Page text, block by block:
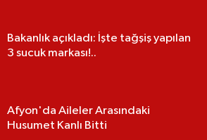
Bakanlık açıkladı: İşte tağşiş yapılan
3 sucuk markası!..
Afyon'da Aileler Arasındaki
Husumet Kanlı Bitti